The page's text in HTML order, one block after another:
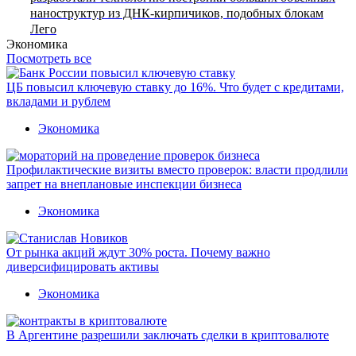
наноструктур из ДНК-кирпичиков, подобных блокам
Лего
Экономика
Посмотреть все
ЦБ повысил ключевую ставку до 16%. Что будет с кредитами,
вкладами и рублем
Экономика
Профилактические визиты вместо проверок: власти продлили
запрет на внеплановые инспекции бизнеса
Экономика
От рынка акций ждут 30% роста. Почему важно
диверсифицировать активы
Экономика
В Аргентине разрешили заключать сделки в криптовалюте